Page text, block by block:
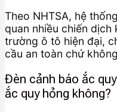
Theo NHTSA, hệ
quan nhiều chiến
trường ô tô hiện đại,
cầu an toàn chứ
Đèn cảnh báo ắc
ắc quy hỏng không?